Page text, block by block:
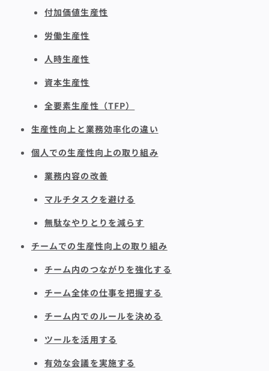
付加価値生産性
労働生産性
人時生産性
資本生産性
全要素生産性（TFP）
生産性向上と業務効率化の違い
個人での生産性向上の取り組み
業務内容の改善
マルチタスクを避ける
無駄なやりとりを減らす
チームでの生産性向上の取り組み
チーム内のつながりを強化する
チーム全体の仕事を把握する
チーム内でのルールを決める
ツールを活用する
有効な会議を実施する